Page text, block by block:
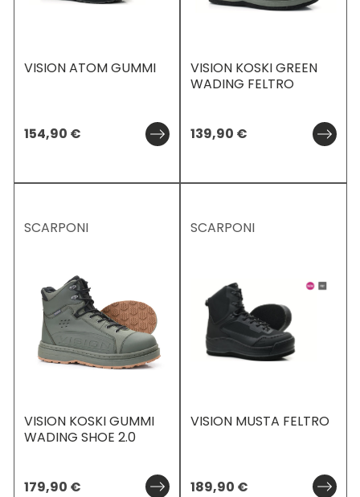
VISION ATOM GUMMI
154,90 €
VISION KOSKI GREEN
WADING FELTRO
139,90 €
SCARPONI
VISION KOSKI GUMMI
WADING SHOE 2.0
179,90 €
SCARPONI
VISION MUSTA FELTRO
189,90 €